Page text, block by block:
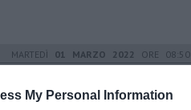
My Personal Information
MARTEDÌ 01 MARZO 2022 ORE 08:50
del palazzo comunale del